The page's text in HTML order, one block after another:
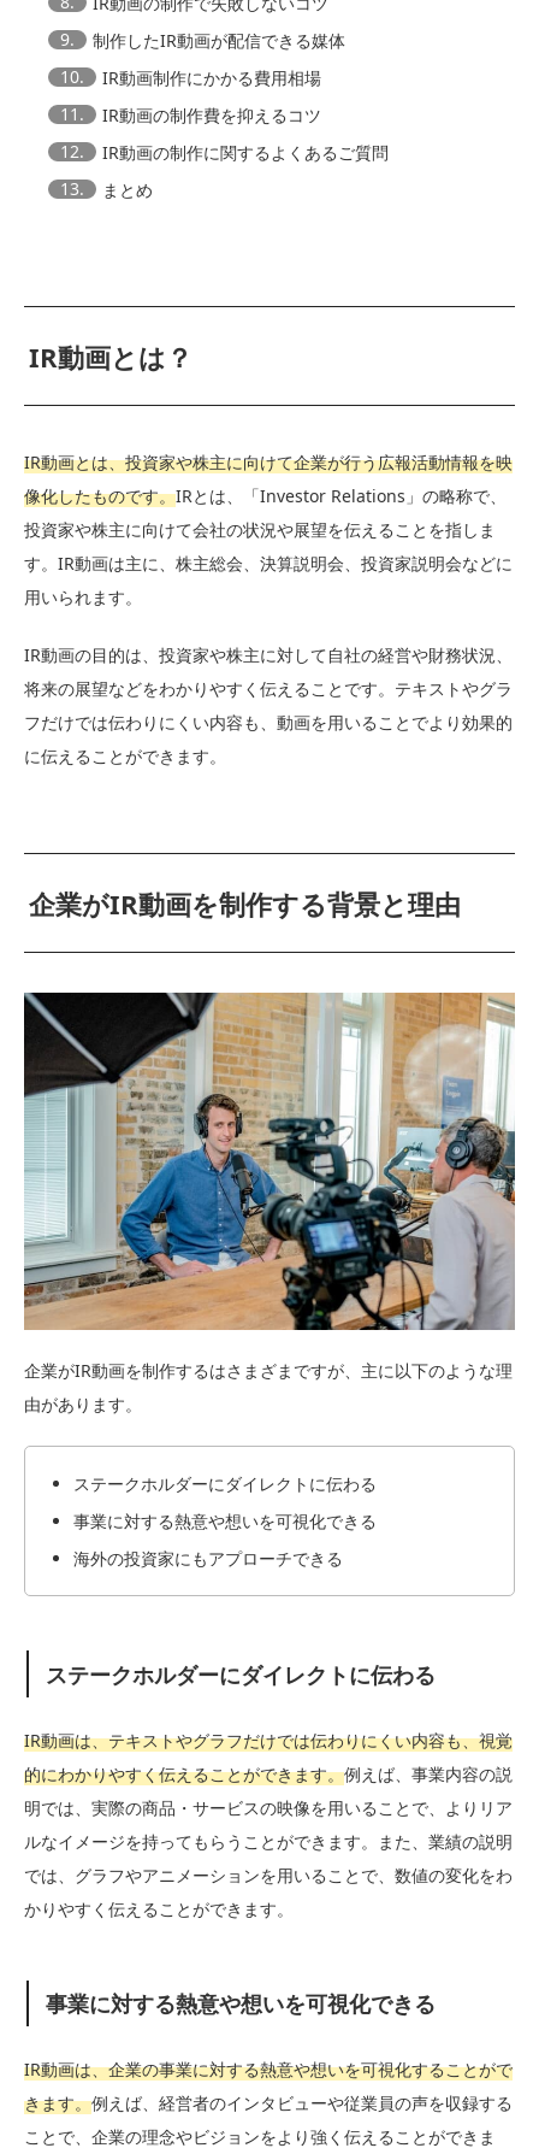
9.
制作したIR動画が配信できる媒体
10.
IR動画制作にかかる費用相場
11.
IR動画の制作費を抑えるコツ
12.
IR動画の制作に関するよくあるご質問
13.
まとめ
IR動画とは？
IR動画とは、投資家や株主に向けて企業が行う広報活動情報を映
像化したものです。IRとは、「Investor Relations」の略称で、
投資家や株主に向けて会社の状況や展望を伝えることを指しま
す。IR動画は主に、株主総会、決算説明会、投資家説明会などに
用いられます。
IR動画の目的は、投資家や株主に対して自社の経営や財務状況、
将来の展望などをわかりやすく伝えることです。テキストやグラ
フだけでは伝わりにくい内容も、動画を用いることでより効果的
に伝えることができます。
企業がIR動画を制作する背景と理由
企業がIR動画を制作するはさまざまですが、主に以下のような理
由があります。
ステークホルダーにダイレクトに伝わる
事業に対する熱意や想いを可視化できる
海外の投資家にもアプローチできる
ステークホルダーにダイレクトに伝わる
IR動画は、テキストやグラフだけでは伝わりにくい内容も、視覚
的にわかりやすく伝えることができます。例えば、事業内容の説
明では、実際の商品・サービスの映像を用いることで、よりリア
ルなイメージを持ってもらうことができます。また、業績の説明
では、グラフやアニメーションを用いることで、数値の変化をわ
かりやすく伝えることができます。
事業に対する熱意や想いを可視化できる
IR動画は、企業の事業に対する熱意や想いを可視化することがで
きます。例えば、経営者のインタビューや従業員の声を収録する
ことで、企業の理念やビジョンをより強く伝えることができま